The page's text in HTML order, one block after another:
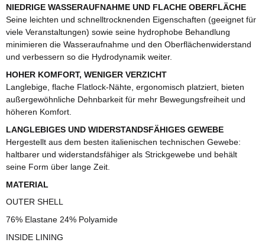
NIEDRIGE WASSERAUFNAHME UND FLACHE OBERFLÄCHE
Seine leichten und schnelltrocknenden Eigenschaften (geeignet für
viele Veranstaltungen) sowie seine hydrophobe Behandlung
minimieren die Wasseraufnahme und den Oberflächenwiderstand
und verbessern so die Hydrodynamik weiter.
HOHER KOMFORT, WENIGER VERZICHT
Langlebige, flache Flatlock-Nähte, ergonomisch platziert, bieten
außergewöhnliche Dehnbarkeit für mehr Bewegungsfreiheit und
höheren Komfort.
LANGLEBIGES UND WIDERSTANDSFÄHIGES GEWEBE
Hergestellt aus dem besten italienischen technischen Gewebe:
haltbarer und widerstandsfähiger als Strickgewebe und behält
seine Form über lange Zeit.
MATERIAL
OUTER SHELL
76% Elastane 24% Polyamide
INSIDE LINING